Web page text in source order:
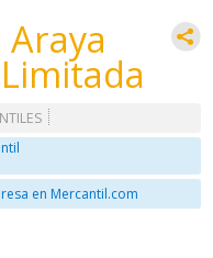
en Mercantil.com